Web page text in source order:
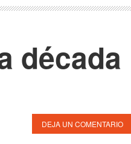
década
DEJA UN COMENTARIO